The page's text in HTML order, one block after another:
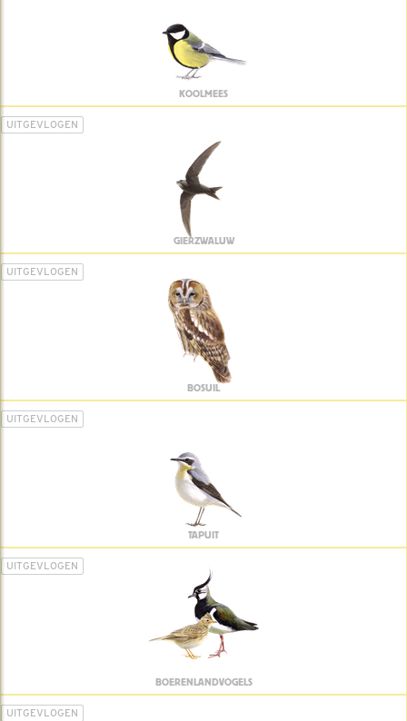
KOOLMEES
UITGEVLOGEN
GIERZWALUW
UITGEVLOGEN
BOSUIL
UITGEVLOGEN
TAPUIT
UITGEVLOGEN
BOERENLANDVOGELS
UITGEVLOGEN